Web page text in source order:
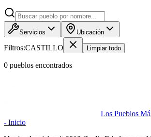
Servicios Ubicación
Filtros:CASTILLO Limpiar todo
0 pueblos encontrados
Los Pueblos
- Inicio